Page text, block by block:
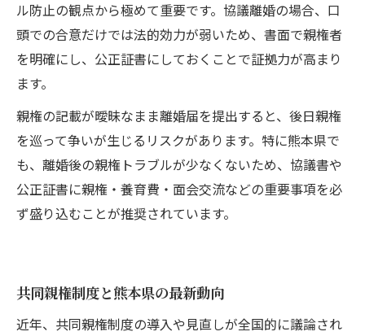
ル防止の観点から極めて重要です。協議離婚の場合、口
頭での合意だけでは法的効力が弱いため、書面で親権者
を明確にし、公正証書にしておくことで証拠力が高まり
ます。
親権の記載が曖昧なまま離婚届を提出すると、後日親権
を巡って争いが生じるリスクがあります。特に熊本県で
も、離婚後の親権トラブルが少なくないため、協議書や
公正証書に親権・養育費・面会交流などの重要事項を必
ず盛り込むことが推奨されています。
共同親権制度と熊本県の最新動向
近年、共同親権制度の導入や見直しが全国的に議論され